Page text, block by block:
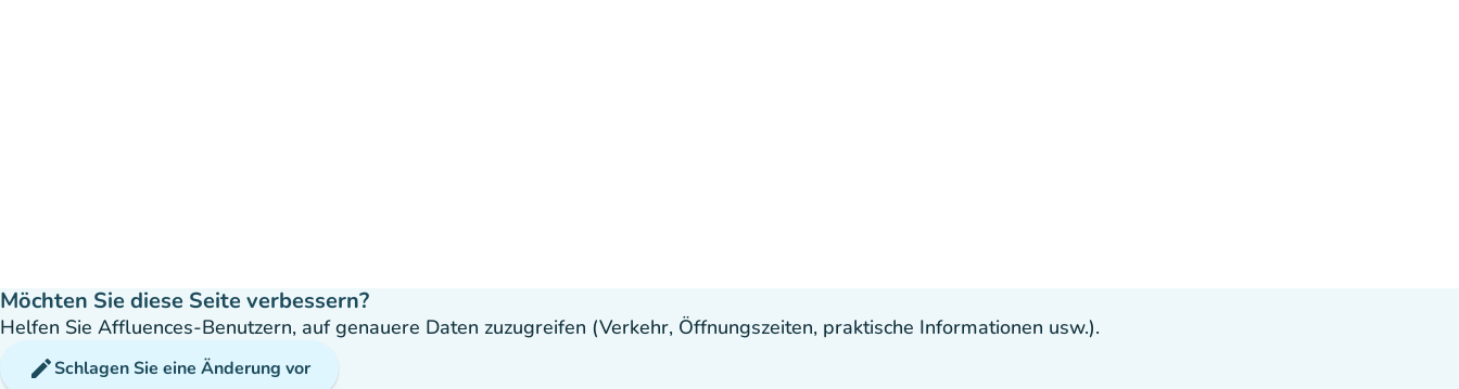
Möchten Sie diese Seite verbessern?
Helfen Sie Affluences-Benutzern, auf genauere Daten zuzugreifen (Verkehr, Öffnungszeiten, praktische Informationen usw.).
editSchlagen Sie eine Änderung vor